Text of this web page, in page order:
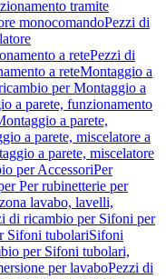
tramite
monocomandoPezzi di
a retePezzi di
a reteMontaggio a
per Montaggio a
a parete, funzionamento
a parete,
a parete, miscelatore a
a parete, miscelatore
per AccessoriPer
Per rubinetterie per
lavabo, lavelli,
di ricambio per Sifoni per
Sifoni tubolariSifoni
per Sifoni tubolari,
per lavaboPezzi di